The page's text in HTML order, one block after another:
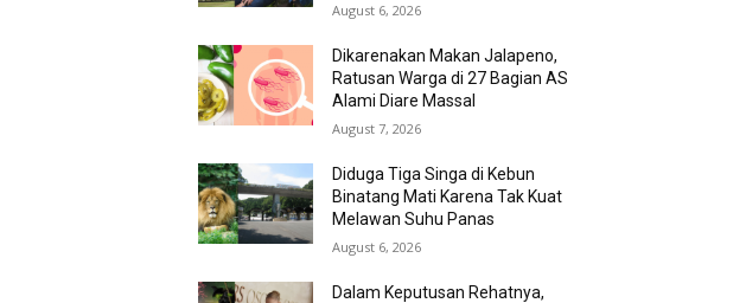
August 6, 2026
Dikarenakan Makan Jalapeno,
Ratusan Warga di 27 Bagian AS
Alami Diare Massal
August 7, 2026
Diduga Tiga Singa di Kebun
Binatang Mati Karena Tak Kuat
Melawan Suhu Panas
August 6, 2026
Dalam Keputusan Rehatnya,